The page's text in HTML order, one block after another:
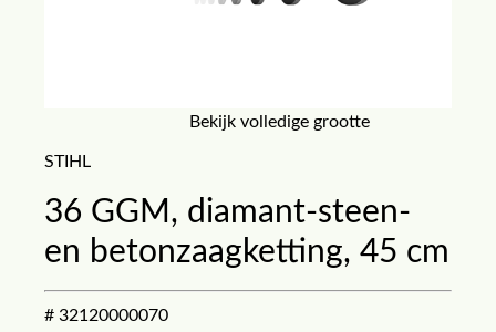
Bekijk volledige grootte
STIHL
36 GGM, diamant-steen-
en betonzaagketting, 45 cm
# 32120000070